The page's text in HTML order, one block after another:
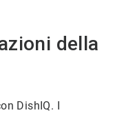
della
DishIQ. I